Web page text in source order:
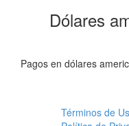
Dólares
Pagos en dólares
Términos de